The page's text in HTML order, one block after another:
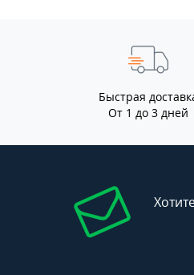
Быстрая
От 1 до 3 дней